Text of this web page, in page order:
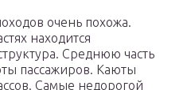
очень похожа.
находится
Среднюю часть
пассажиров. Каюты
Самые недорогой